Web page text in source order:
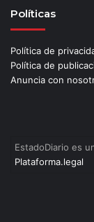
Políticas
Política de
Política de
Anuncia con
EstadoDiario es
Plataforma.legal